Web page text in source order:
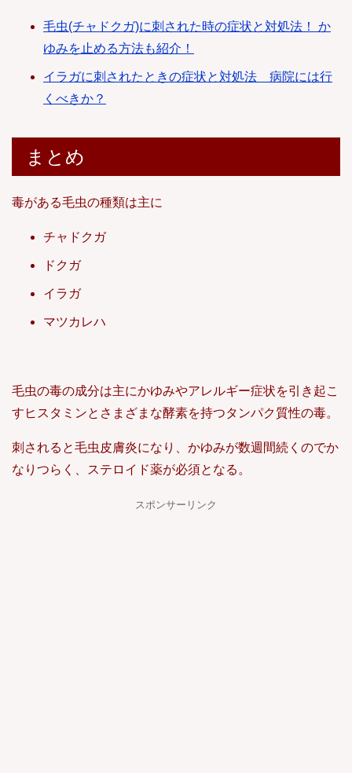
毛虫(チャドクガ)に刺された時の症状と対処法！ か
ゆみを止める方法も紹介！
イラガに刺されたときの症状と対処法 病院には行
くべきか？
まとめ
毒がある毛虫の種類は主に
チャドクガ
ドクガ
イラガ
マツカレハ
毛虫の毒の成分は主にかゆみやアレルギー症状を引き起こ
すヒスタミンとさまざまな酵素を持つタンパク質性の毒。
刺されると毛虫皮膚炎になり、かゆみが数週間続くのでか
なりつらく、ステロイド薬が必須となる。
スポンサーリンク